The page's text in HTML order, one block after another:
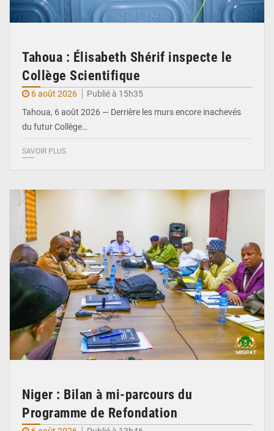
Tahoua : Élisabeth Shérif inspecte le
Collège Scientifique
6 août 2026
Publié à 15h35
Tahoua, 6 août 2026 — Derrière les murs encore inachevés
du futur Collège…
SAVOIR PLUS
Niger : Bilan à mi-parcours du
Programme de Refondation